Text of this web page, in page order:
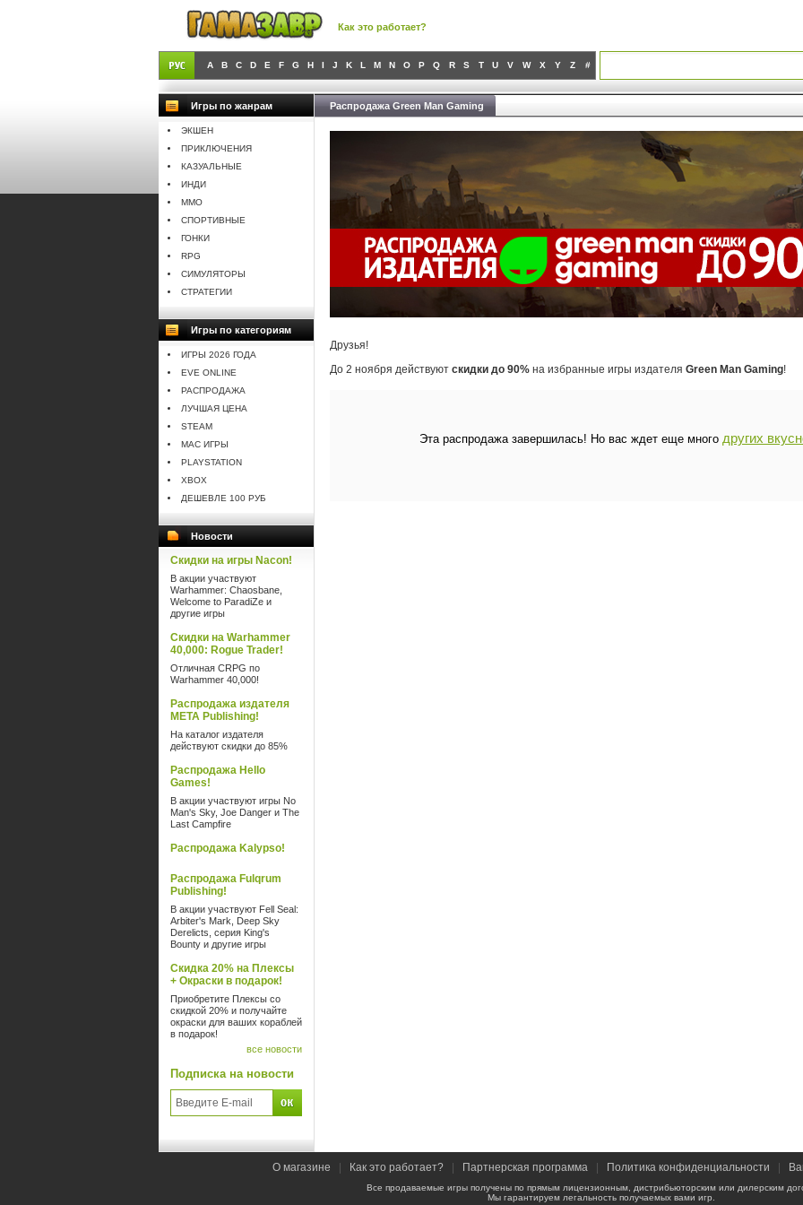
Как это работает?
A B C D E F G H I J K L M N O P Q R S T U V W X Y Z #
Игры по жанрам
ЭКШЕН
ПРИКЛЮЧЕНИЯ
КАЗУАЛЬНЫЕ
ИНДИ
MMO
СПОРТИВНЫЕ
ГОНКИ
RPG
СИМУЛЯТОРЫ
СТРАТЕГИИ
Игры по категориям
ИГРЫ 2026 ГОДА
EVE ONLINE
РАСПРОДАЖА
ЛУЧШАЯ ЦЕНА
STEAM
MAC ИГРЫ
PLAYSTATION
XBOX
ДЕШЕВЛЕ 100 РУБ
Новости
Скидки на игры Nacon!
В акции участвуют
Warhammer: Chaosbane,
Welcome to ParadiZe и
другие игры
Скидки на Warhammer
40,000: Rogue Trader!
Отличная CRPG по
Warhammer 40,000!
Распродажа издателя
META Publishing!
На каталог издателя
действуют скидки до 85%
Распродажа Hello
Games!
В акции участвуют игры No
Man's Sky, Joe Danger и The
Last Campfire
Распродажа Kalypso!
Распродажа Fulqrum
Publishing!
В акции участвуют Fell Seal:
Arbiter's Mark, Deep Sky
Derelicts, серия King's
Bounty и другие игры
Скидка 20% на Плексы
+ Окраски в подарок!
Приобретите Плексы со
скидкой 20% и получайте
окраски для ваших кораблей
в подарок!
все новости
Подписка на новости
Распродажа Green Man Gaming
Друзья!
До 2 ноября действуют скидки до 90% на избранные игры издателя Green Man Gaming!
Эта распродажа завершилась! Но вас ждет еще много других
О магазине Как это работает? Партнерская программа Политика конфиденциальности
Все продаваемые игры получены по прямым лицензионным, дистрибьюторским или дилерским
Мы гарантируем легальность получаемых вами игр.